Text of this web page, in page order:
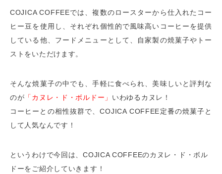
COJICA COFFEEでは、複数のロースターから仕入れたコー
ヒー豆を使用し、それぞれ個性的で風味高いコーヒーを提供
している他、フードメニューとして、自家製の焼菓子やトー
ストをいただけます。
そんな焼菓子の中でも、手軽に食べられ、美味しいと評判な
のが 「カヌレ・ド・ボルドー」 いわゆるカヌレ！
コーヒーとの相性抜群で、COJICA COFFEE定番の焼菓子と
して人気なんです！
というわけで今回は、COJICA COFFEEのカヌレ・ド・ボル
ドーをご紹介していきます！